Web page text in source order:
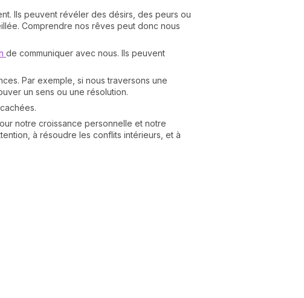
Ils peuvent révéler des désirs, des peurs ou
Comprendre nos rêves peut donc nous
de communiquer avec nous. Ils peuvent
Par exemple, si nous traversons une
un sens ou une résolution.
notre croissance personnelle et notre
à résoudre les conflits intérieurs, et à